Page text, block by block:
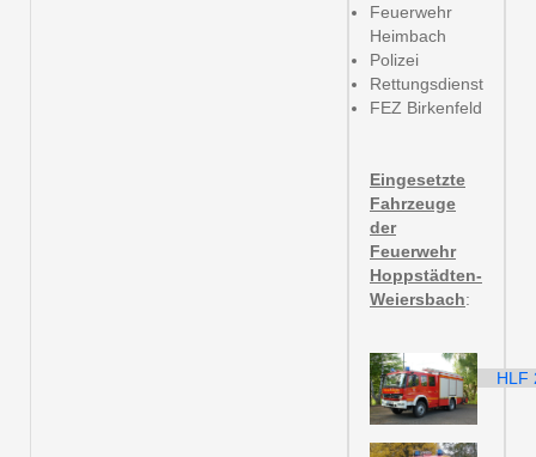
Feuerwehr
Heimbach
Polizei
Rettungsdienst
FEZ Birkenfeld
Eingesetzte
Fahrzeuge
der
Feuerwehr
Hoppstädten-
Weiersbach:
HLF